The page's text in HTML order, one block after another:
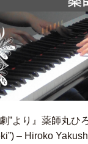
”より』薬師丸ひ
– Hiroko